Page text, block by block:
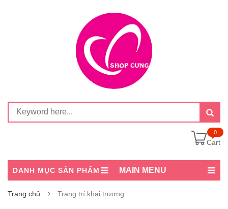
Cart
0
DANH MỤC SẢN PHẨM MAIN MENU
Trang chủ Trang trí khai trương